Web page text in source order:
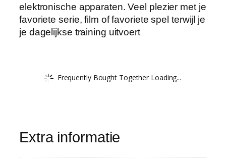
elektronische apparaten. Veel plezier met je
favoriete serie, film of favoriete spel terwijl je
je dagelijkse training uitvoert
Frequently Bought Together Loading...
Extra informatie